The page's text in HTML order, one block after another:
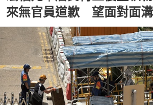
來無官員道歉 望面對面